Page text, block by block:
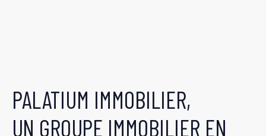
PALATIUM IMMOBILIER,
UN GROUPE IMMOBILIER EN